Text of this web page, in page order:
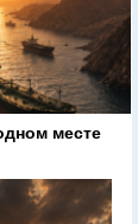
месте